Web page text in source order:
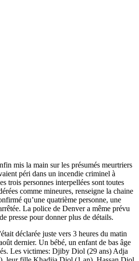
mis la main sur les présumés meurtriers
péri dans un incendie criminel à
trois personnes interpellées sont toutes
comme mineures, renseigne la chaine
qu’une quatrième personne, une
La police de Denver a même prévu
presse pour donner plus de détails.
déclarée juste vers 3 heures du matin
dernier. Un bébé, un enfant de bas âge
Les victimes: Djiby Diol (29 ans) Adja